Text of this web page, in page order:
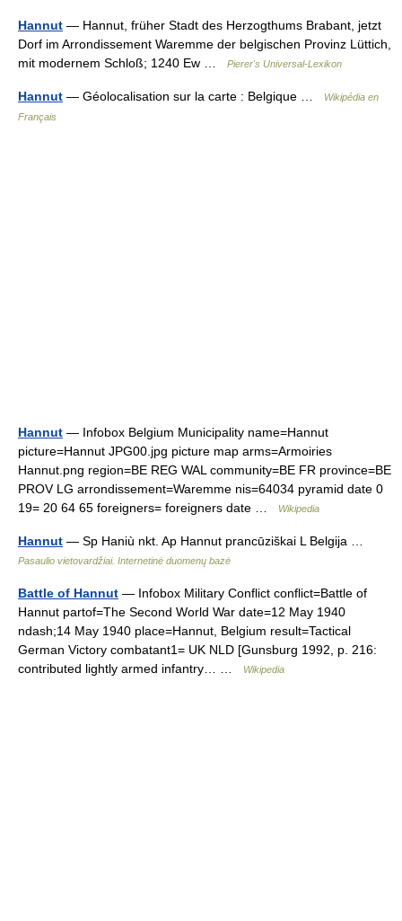
Hannut — Hannut, früher Stadt des Herzogthums Brabant, jetzt
Dorf im Arrondissement Waremme der belgischen Provinz Lüttich,
mit modernem Schloß; 1240 Ew …
Pierer's Universal-Lexikon
Hannut — Géolocalisation sur la carte : Belgique …
Wikipédia en
Français
Hannut — Infobox Belgium Municipality name=Hannut
picture=Hannut JPG00.jpg picture map arms=Armoiries
Hannut.png region=BE REG WAL community=BE FR province=BE
PROV LG arrondissement=Waremme nis=64034 pyramid date 0
19= 20 64 65 foreigners= foreigners date …
Wikipedia
Hannut — Sp Haniù nkt. Ap Hannut prancūziškai L Belgija …
Pasaulio vietovardžiai. Internetinė duomenų bazė
Battle of Hannut — Infobox Military Conflict conflict=Battle of
Hannut partof=The Second World War date=12 May 1940
ndash;14 May 1940 place=Hannut, Belgium result=Tactical
German Victory combatant1= UK NLD [Gunsburg 1992, p. 216:
contributed lightly armed infantry… …
Wikipedia